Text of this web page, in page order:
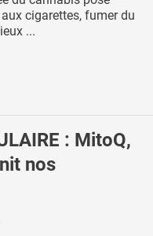
cigarettes, fumer du
...
: MitoQ,
nos